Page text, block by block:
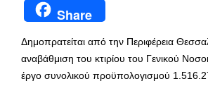
Share
Δημοπρατείται από την Περιφέρεια
αναβάθμιση του κτιρίου του Γενικού
έργο συνολικού προϋπολογισμού